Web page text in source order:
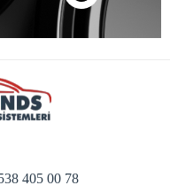
405 00 78